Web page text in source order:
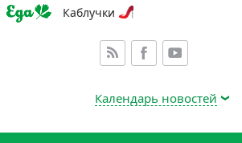
Каблучки
Календарь новостей